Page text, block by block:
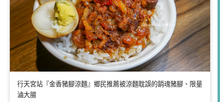
行天宮站『金香豬腳涼麵』鄉民推薦被涼麵耽誤的銷魂豬腳、限量
滷大腸